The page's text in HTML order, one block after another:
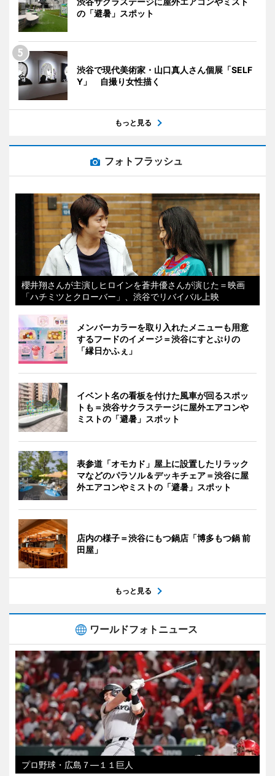
の「避暑」スポット
渋谷で現代美術家・山口真人さん個展「SELF
Y」 自撮り女性描く
もっと見る
フォトフラッシュ
櫻井翔さんが主演しヒロインを蒼井優さんが演じた＝映画
「ハチミツとクローバー」、渋谷でリバイバル上映
メンバーカラーを取り入れたメニューも用意
するフードのイメージ＝渋谷にすとぷりの
「縁日かふぇ」
イベント名の看板を付けた風車が回るスポッ
トも＝渋谷サクラステージに屋外エアコンや
ミストの「避暑」スポット
表参道「オモカド」屋上に設置したリラック
マなどのパラソル＆デッキチェア＝渋谷に屋
外エアコンやミストの「避暑」スポット
店内の様子＝渋谷にもつ鍋店「博多もつ鍋 前
田屋」
もっと見る
ワールドフォトニュース
プロ野球・広島７―１１巨人